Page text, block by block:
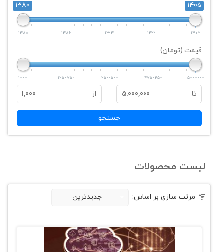
1380
1405
1380 1386 1393 1399 1405
قیمت (تومان)
1000 1250750 2500500 3750250 5000000
تا 5,000,000 از 1,000
جستجو
لیست محصولات
مرتب سازی بر اساس: جدیدترین